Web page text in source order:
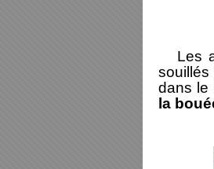
Les
dans le
la